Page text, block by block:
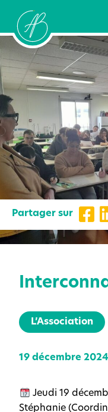
Partager sur
L’Association
19 décembre 2024
Jeudi 19
Stéphanie